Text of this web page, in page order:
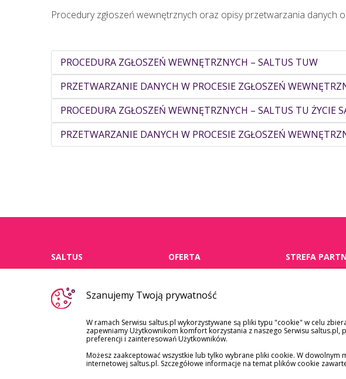
Procedury zgłoszeń wewnętrznych oraz opisy przetwarzania danych
PROCEDURA ZGŁOSZEŃ WEWNĘTRZNYCH – SALTUS TUW
PRZETWARZANIE DANYCH W PROCESIE ZGŁOSZEŃ
PROCEDURA ZGŁOSZEŃ WEWNĘTRZNYCH – SALTUS TU ŻYCIE
PRZETWARZANIE DANYCH W PROCESIE ZGŁOSZEŃ
SALTUS
o nas
aktualności
zdrowiewpracy.pl
zrównoważony rozwój
OFERTA
indywidualnych
dla firm i instytucji
zdrowie
sprawozdania ufk
STREFA
pracodawcy
Szanujemy Twoją prywatność
W ramach Serwisu saltus.pl wykorzystywane są pliki typu "cookie" w celu
zapewniamy Użytkownikom komfort korzystania z naszego Serwisu
preferencji i zainteresowań Użytkowników.
Możesz zaakceptować wszystkie lub tylko wybrane pliki cookie. W
internetowej saltus.pl. Szczegółowe informacje na temat plików cookie